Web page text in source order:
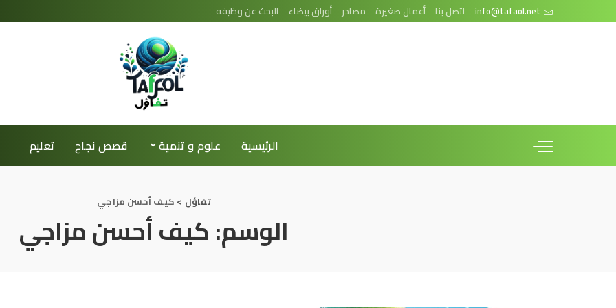
info@tafaol.net اتصل بنا أعمال صغيرة مصادر أوراق بيضاء البحث عن وظيفه
الرئيسية علوم و تنمية قصص نجاح تعليم
تفاؤل > كيف أحسن مزاجي
الوسم:كيف أحسن مزاجي